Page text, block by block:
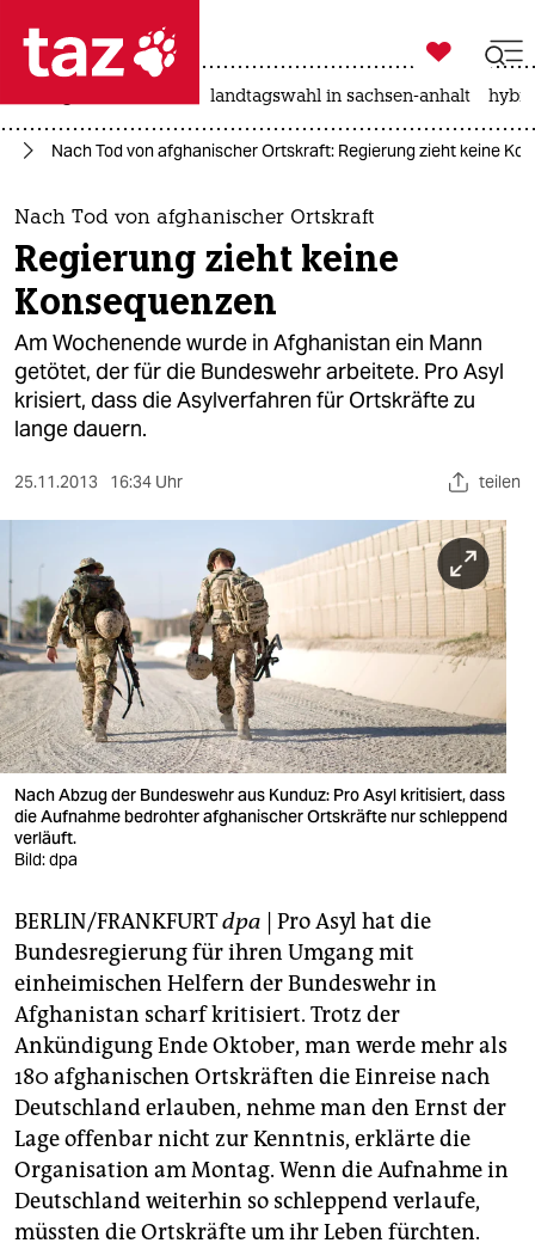
 taz zahl ich
taz zahl ich
themen
politik
öko
gesellschaft
kultur
sport
nord
wahrheit
verlag
verlag
veranstaltungen
shop
unterstützen
abo
genossenschaft
epaper login

taz zahl ich
landtagswahl in sachsen-anhalt
Nach Tod von afghanischer Ortskraft: Regierung zieht keine
Nach Tod von afghanischer Ortskraft
Regierung zieht keine
Konsequenzen
Am Wochenende wurde in Afghanistan ein Mann
getötet, der für die Bundeswehr arbeitete. Pro Asyl
krisiert, dass die Asylverfahren für Ortskräfte zu
lange dauern.
25.11.2013 16:34 Uhr teilen
Nach Abzug der Bundeswehr aus Kunduz: Pro Asyl kritisiert, dass
die Aufnahme bedrohter afghanischer Ortskräfte nur schleppend
verläuft.
Bild: dpa
BERLIN/FRANKFURTdpa | Pro Asyl hat die
Bundesregierung für ihren Umgang mit
einheimischen Helfern der Bundeswehr in
Afghanistan scharf kritisiert. Trotz der
Ankündigung Ende Oktober, man werde mehr als
180 afghanischen Ortskräften die Einreise nach
Deutschland erlauben, nehme man den Ernst der
Lage offenbar nicht zur Kenntnis, erklärte die
Organisation am Montag. Wenn die Aufnahme in
Deutschland weiterhin so schleppend verlaufe,
müssten die Ortskräfte um ihr Leben fürchten.